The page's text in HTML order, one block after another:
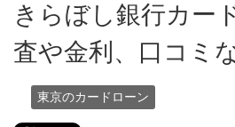
きらぼし銀行カー
査や金利、口コミ
東京のカードローン